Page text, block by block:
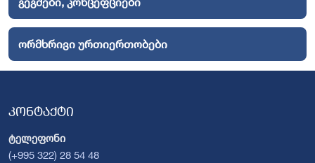
ორმხრივი ურთიერთობები
კონტაქტი
ტელეფონი
(+995 322) 28 54 48